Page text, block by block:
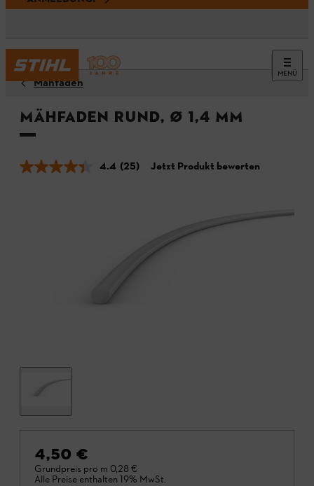
MENÜ
Mähfäden
Mähfaden rund, Ø 1,4 mm
4.4 (25) Jetzt Produkt bewerten
4,50 €
Grundpreis pro m 0,28 €
Alle Preise enthalten 19% MwSt.